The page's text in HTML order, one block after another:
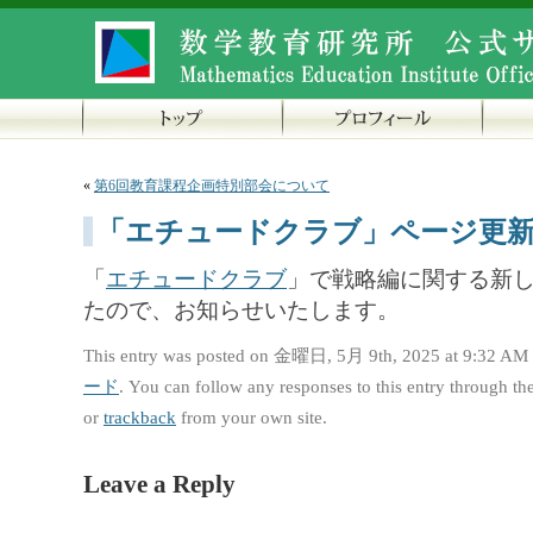
« 第6回教育課程企画特別部会について
「エチュードクラブ」ページ更
「 エチュードクラブ 」で戦略編に関する新
たので、お知らせいたします。
This entry was posted on 金曜日, 5月 9th, 2025 at 9:32
ード. You can follow any responses to this entry through
or trackback from your own site.
Leave a Reply